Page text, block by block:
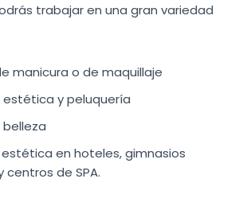
trabajar en una gran variedad
manicura o de maquillaje
y peluquería
en hoteles, gimnasios
centros de SPA.